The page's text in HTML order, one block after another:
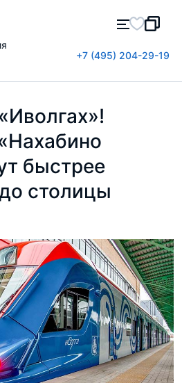
+7 (495) 204-29-19
быстрее
столицы